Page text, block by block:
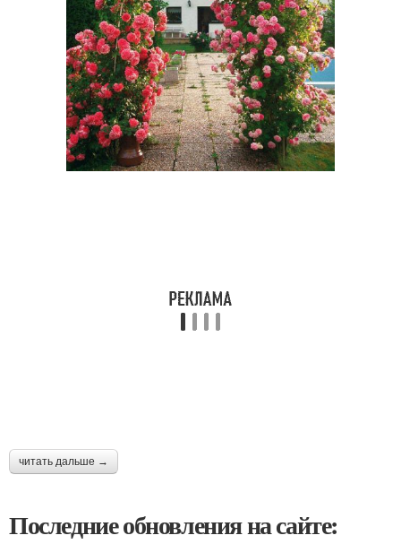
читать дальше →
Последние обновления на сайте: